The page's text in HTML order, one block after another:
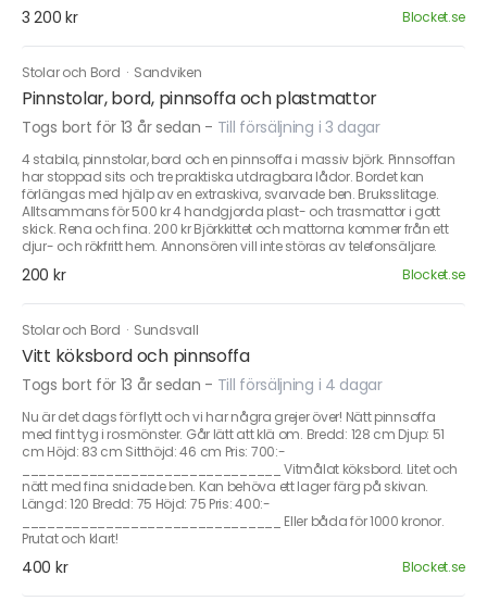
3 200 kr Blocket.se
Stolar och Bord · Sandviken
Pinnstolar, bord, pinnsoffa och plastmattor
Togs bort för 13 år sedan - Till försäljning i 3 dagar
4 stabila, pinnstolar, bord och en pinnsoffa i massiv björk. Pinnsoffan
har stoppad sits och tre praktiska utdragbara lådor. Bordet kan
förlängas med hjälp av en extraskiva, svarvade ben. Bruksslitage.
Alltsammans för 500 kr 4 handgjorda plast- och trasmattor i gott
skick. Rena och fina. 200 kr Björkkittet och mattorna kommer från ett
djur- och rökfritt hem. Annonsören vill inte störas av telefonsäljare.
200 kr Blocket.se
Stolar och Bord · Sundsvall
Vitt köksbord och pinnsoffa
Togs bort för 13 år sedan - Till försäljning i 4 dagar
Nu är det dags för flytt och vi har några grejer över! Nätt pinnsoffa
med fint tyg i rosmönster. Går lätt att klä om. Bredd: 128 cm Djup: 51
cm Höjd: 83 cm Sitthöjd: 46 cm Pris: 700:-
_______________________________ Vitmålat köksbord. Litet och
nätt med fina snidade ben. Kan behöva ett lager färg på skivan.
Längd: 120 Bredd: 75 Höjd: 75 Pris: 400:-
_______________________________ Eller båda för 1000 kronor.
Prutat och klart!
400 kr Blocket.se